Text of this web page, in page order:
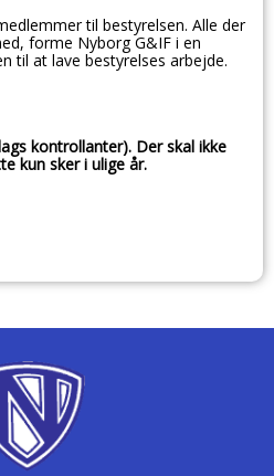
til bestyrelsen. Alle der
forme Nyborg G&IF i en
til at lave bestyrelses arbejde.
kontrollanter). Der skal ikke
kun sker i ulige år.